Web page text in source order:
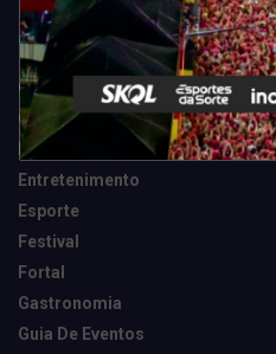
Categorias
Camarote Vip Junino
Cidade
Destaques
Entretenimento
Esporte
Festival
Fortal
Gastronomia
Guia De Eventos